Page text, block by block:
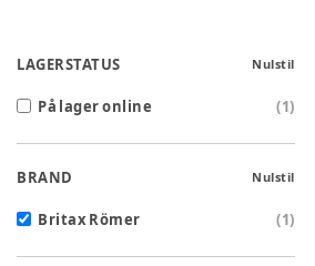
LAGERSTATUS Nulstil
På lager online (1)
BRAND Nulstil
Britax Römer (1)